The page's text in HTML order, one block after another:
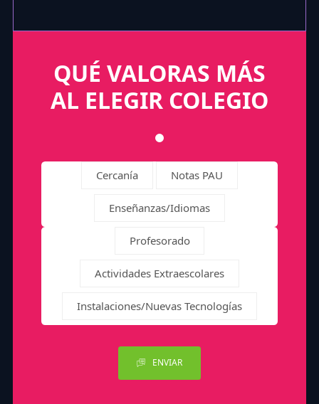
QUÉ VALORAS MÁS
AL ELEGIR COLEGIO
Cercanía Notas PAU
Enseñanzas/Idiomas
Profesorado
Actividades Extraescolares
Instalaciones/Nuevas Tecnologías
ENVIAR